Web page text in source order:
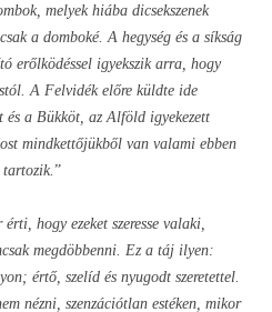
melyek hiába dicsekszenek
a domboké. A hegység és a síkság
erőlködéssel igyekszik arra, hogy
A Felvidék előre küldte ide
a Bükköt, az Alföld igyekezett
mindkettőjükből van valami ebben
”
hogy ezeket szeresse valaki,
megdöbbenni. Ez a táj ilyen:
értő, szelíd és nyugodt szeretettel.
nézni, szenzációtlan estéken, mikor